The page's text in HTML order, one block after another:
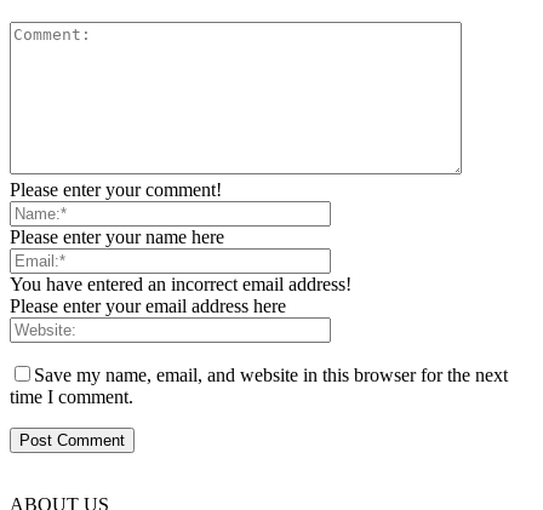
Please enter your comment!
Please enter your name here
You have entered an incorrect email address!
Please enter your email address here
Save my name, email, and website in this browser for the next
time I comment.
ABOUT US